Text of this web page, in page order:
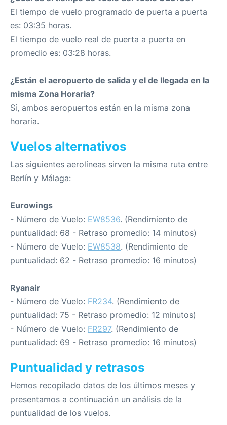
El tiempo de vuelo programado de puerta a puerta
es: 03:35 horas.
El tiempo de vuelo real de puerta a puerta en
promedio es: 03:28 horas.
¿Están el aeropuerto de salida y el de llegada en la
misma Zona Horaria?
Sí, ambos aeropuertos están en la misma zona
horaria.
Vuelos alternativos
Las siguientes aerolíneas sirven la misma ruta entre
Berlín y Málaga:
Eurowings
- Número de Vuelo: EW8536. (Rendimiento de
puntualidad: 68 - Retraso promedio: 14 minutos)
- Número de Vuelo: EW8538. (Rendimiento de
puntualidad: 62 - Retraso promedio: 16 minutos)
Ryanair
- Número de Vuelo: FR234. (Rendimiento de
puntualidad: 75 - Retraso promedio: 12 minutos)
- Número de Vuelo: FR297. (Rendimiento de
puntualidad: 69 - Retraso promedio: 16 minutos)
Puntualidad y retrasos
Hemos recopilado datos de los últimos meses y
presentamos a continuación un análisis de la
puntualidad de los vuelos.